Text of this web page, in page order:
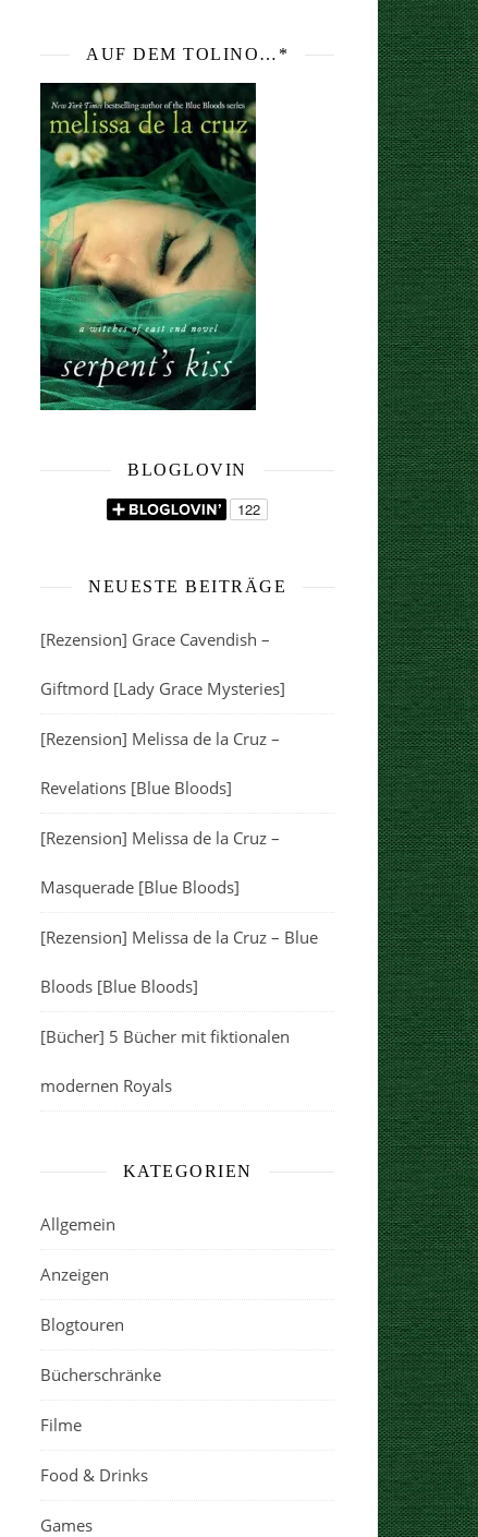
AUF DEM TOLINO…*
BLOGLOVIN
NEUESTE BEITRÄGE
[Rezension] Grace Cavendish –
Giftmord [Lady Grace Mysteries]
[Rezension] Melissa de la Cruz –
Revelations [Blue Bloods]
[Rezension] Melissa de la Cruz –
Masquerade [Blue Bloods]
[Rezension] Melissa de la Cruz – Blue
Bloods [Blue Bloods]
[Bücher] 5 Bücher mit fiktionalen
modernen Royals
KATEGORIEN
Allgemein
Anzeigen
Blogtouren
Bücherschränke
Filme
Food & Drinks
Games